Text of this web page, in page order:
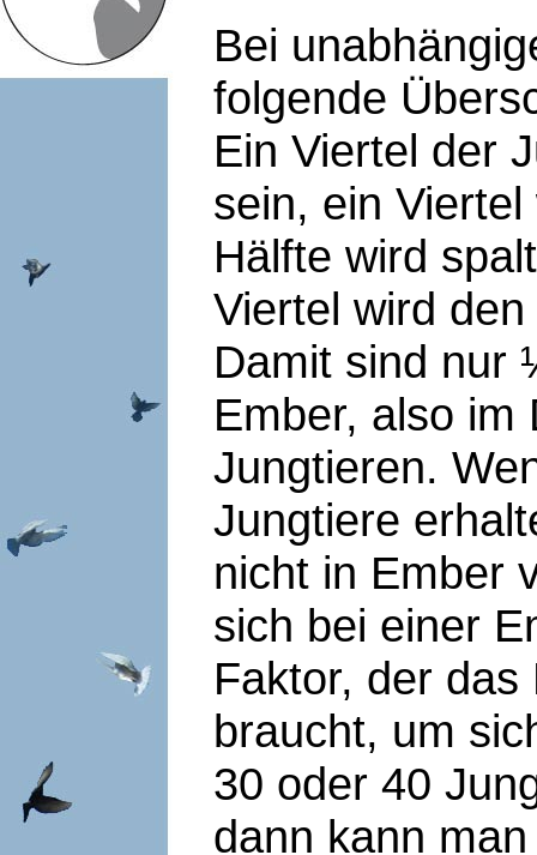
Bei
folgende
Ein Viertel der
sein, ein
Hälfte wird
Viertel wird
Damit sind nur
Ember, also im
Jungtieren.
Jungtiere
nicht in Ember
sich bei einer
Faktor, der
braucht, um
30 oder 40
dann kann